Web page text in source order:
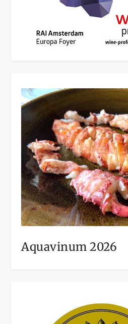
Aquavinum 2026